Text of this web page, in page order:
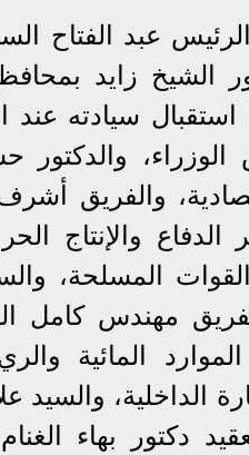
عبد الفتاح
الشيخ زايد
سيادته
والدكتور
والفريق
الدفاع والإنتاج
المسلحة،
مهندس كامل
المائية
الداخلية،
دكتور بهاء